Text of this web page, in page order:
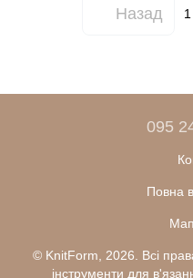
Назад 1
095
Повна
© KnitForm, 2026. Всі
інструменти для